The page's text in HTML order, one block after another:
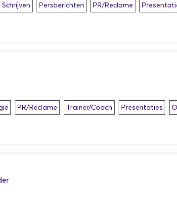
Persberichten PR/Reclame
PR/Reclame Trainer/Coach Presentaties